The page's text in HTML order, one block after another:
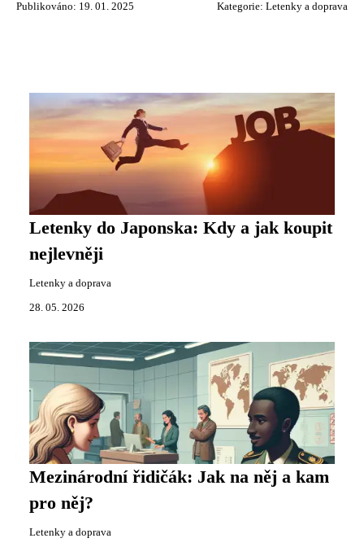
Publikováno: 19. 01. 2025 Kategorie: Letenky a doprava
Letenky do Japonska: Kdy a jak koupit
nejlevněji
Letenky a doprava
28. 05. 2026
Mezinárodní řidičák: Jak na něj a kam
pro něj?
Letenky a doprava